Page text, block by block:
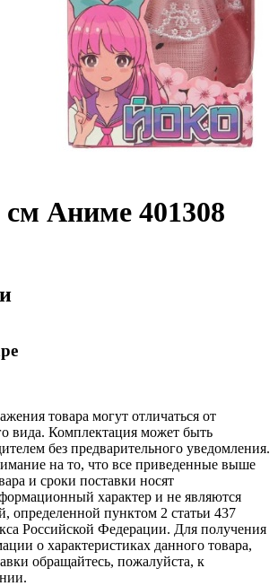
Аниме 401308
товара могут отличаться от
вида. Комплектация может быть
без предварительного уведомления.
на то, что все приведенные выше
и сроки поставки носят
характер и не являются
определенной пунктом 2 статьи 437
Российской Федерации. Для получения
о характеристиках данного товара,
обращайтесь, пожалуйста, к